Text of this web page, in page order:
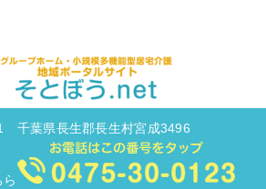
千葉県長生郡長生村宮成3496